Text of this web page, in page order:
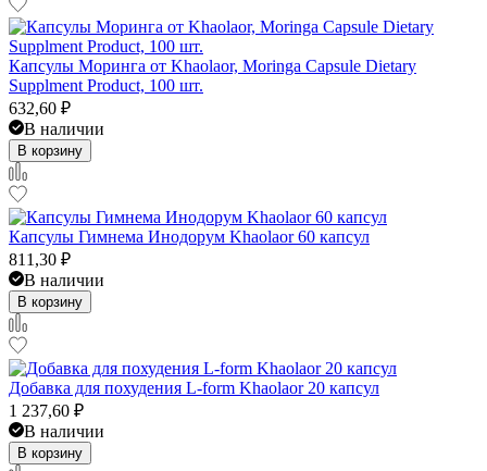
Капсулы Моринга от Khaolaor, Moringa Capsule Dietary
Supplment Product, 100 шт.
632,60 ₽
В наличии
В корзину
Капсулы Гимнема Инодорум Khaolaor 60 капсул
811,30 ₽
В наличии
В корзину
Добавка для похудения L-form Khaolaor 20 капсул
1 237,60 ₽
В наличии
В корзину